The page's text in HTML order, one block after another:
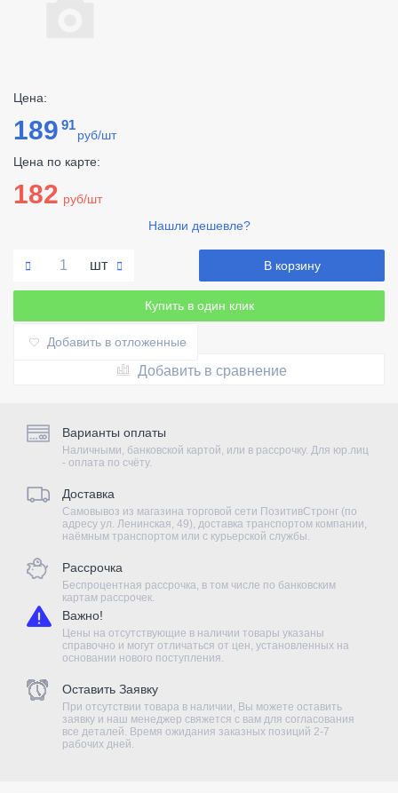
Цена:
189 91
руб/шт
Цена по карте:
182 руб/шт
Нашли дешевле?
шт В корзину
Купить в один клик
Добавить в отложенные
Добавить в сравнение
Варианты оплаты
Наличными, банковской картой, или в рассрочку. Для юр.лиц
- оплата по счёту.
Доставка
Самовывоз из магазина торговой сети ПозитивСтронг (по
адресу ул. Ленинская, 49), доставка транспортом компании,
наёмным транспортом или с курьерской службы.
Рассрочка
Беспроцентная рассрочка, в том числе по банковским
картам рассрочек.
Важно!
Цены на отсутствующие в наличии товары указаны
справочно и могут отличаться от цен, установленных на
основании нового поступления.
Оставить Заявку
При отсутствии товара в наличии, Вы можете оставить
заявку и наш менеджер свяжется с вам для согласования
все деталей. Время ожидания заказных позиций 2-7
рабочих дней.